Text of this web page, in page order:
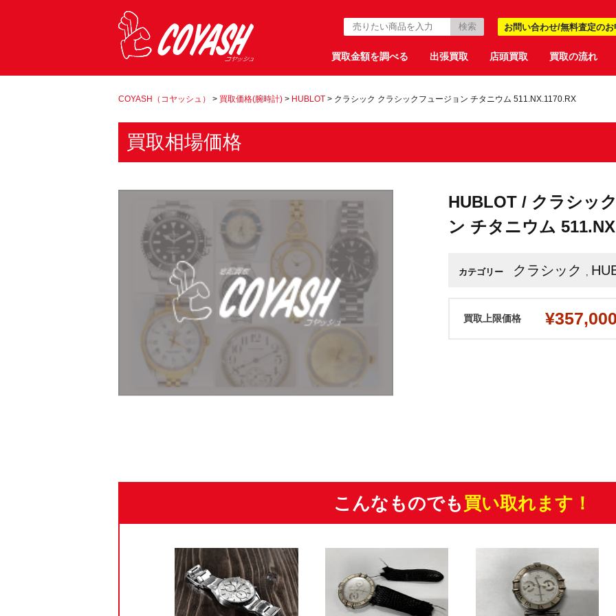
お問い合わせ/無料査定の
買取金額を調べる 出張買取 店頭買取 買取の流れ
COYASH（コヤッシュ） > 買取価格(腕時計) > HUBLOT > クラシック クラシックフュージョン チタニウム 511.NX.1170.RX
買取相場価格
HUBLOT / クラシッ
ン チタニウム
カテゴリー クラシック ,
買取上限価格
こんなものでも 買い取れます！